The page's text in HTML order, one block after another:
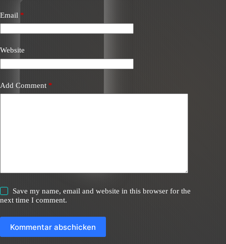
Email *
Website
Add Comment *
Save my name, email and website in this browser for the
next time I comment.
Kommentar abschicken